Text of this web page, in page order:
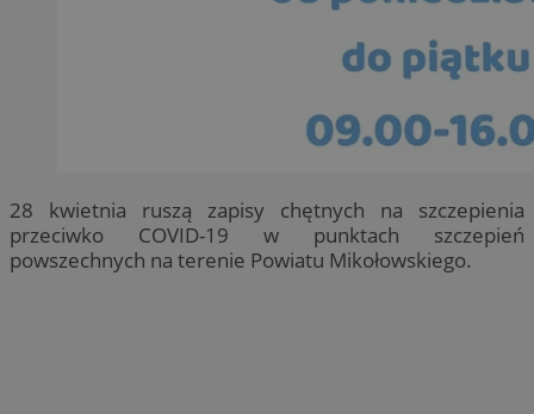
28 kwietnia ruszą zapisy chętnych na szczepienia
przeciwko COVID-19 w punktach szczepień
powszechnych na terenie Powiatu Mikołowskiego.